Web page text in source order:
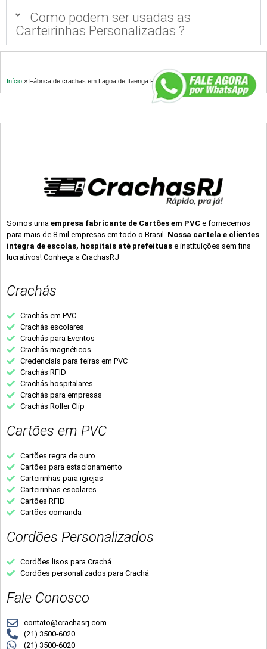
Como podem ser usadas as
Carteirinhas Personalizadas ?
Início » Fábrica de crachas em Lagoa de Itaenga PE
Somos uma empresa fabricante de Cartões em PVC e fornecemos
para mais de 8 mil empresas em todo o Brasil. Nossa cartela e clientes
integra de escolas, hospitais até prefeituas e instituições sem fins
lucrativos! Conheça a CrachasRJ
Crachás
Crachás em PVC
Crachás escolares
Crachás para Eventos
Crachás magnéticos
Credenciais para feiras em PVC
Crachás RFID
Crachás hospitalares
Crachás para empresas
Crachás Roller Clip
Cartões em PVC
Cartões regra de ouro
Cartões para estacionamento
Carteirinhas para igrejas
Carteirinhas escolares
Cartões RFID
Cartões comanda
Cordões Personalizados
Cordões lisos para Crachá
Cordões personalizados para Crachá
Fale Conosco
contato@crachasrj.com
(21) 3500-6020
(21) 3500-6020